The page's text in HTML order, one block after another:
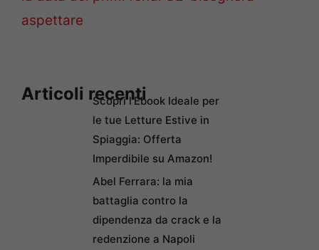
aspettare
Articoli recentiScopri l’Ebook Ideale per
le tue Letture Estive in
Spiaggia: Offerta
Imperdibile su Amazon!
Abel Ferrara: la mia
battaglia contro la
dipendenza da crack e la
redenzione a Napoli